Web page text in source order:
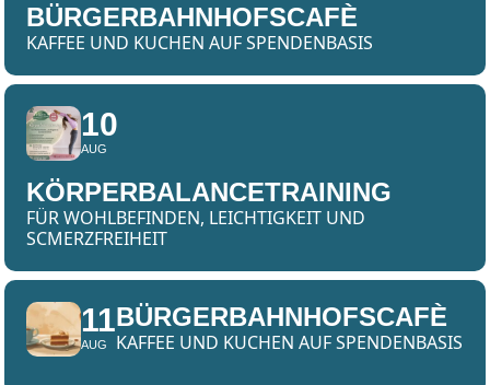
BÜRGERBAHNHOFSCAFÈ
KAFFEE UND KUCHEN AUF SPENDENBASIS
10
AUG
KÖRPERBALANCETRAINING
FÜR WOHLBEFINDEN, LEICHTIGKEIT UND
SCMERZFREIHEIT
11
AUG
BÜRGERBAHNHOFSCAFÈ
KAFFEE UND KUCHEN AUF SPENDENBASIS